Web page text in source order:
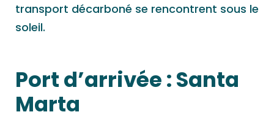
transport décarboné se rencontrent sous le
soleil.
Port d’arrivée :Santa
Marta